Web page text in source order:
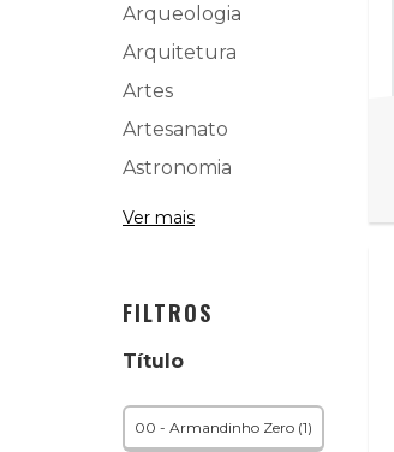
Arqueologia
Arquitetura
Artes
Artesanato
Astronomia
Ver mais
FILTROS
Título
00 - Armandinho Zero (1)